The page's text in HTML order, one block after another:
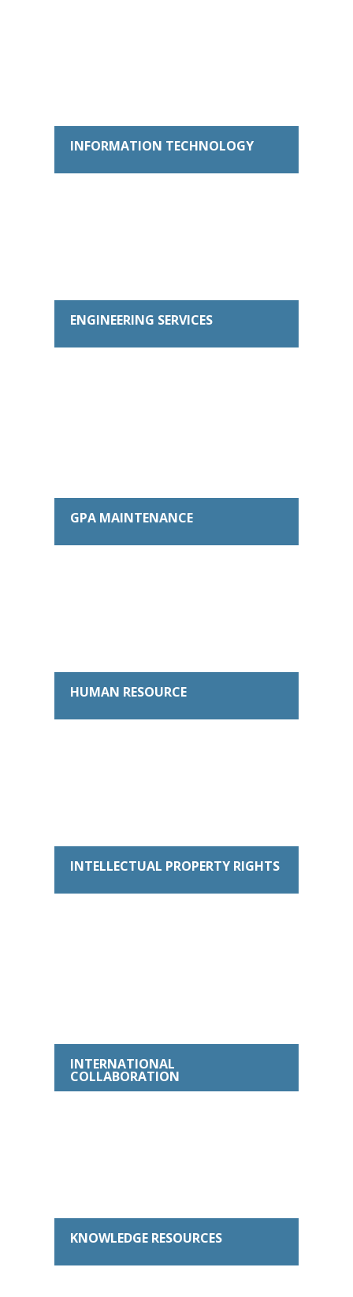
INFORMATION TECHNOLOGY
ENGINEERING SERVICES
GPA MAINTENANCE
HUMAN RESOURCE
INTELLECTUAL PROPERTY RIGHTS
INTERNATIONAL
COLLABORATION
KNOWLEDGE RESOURCES